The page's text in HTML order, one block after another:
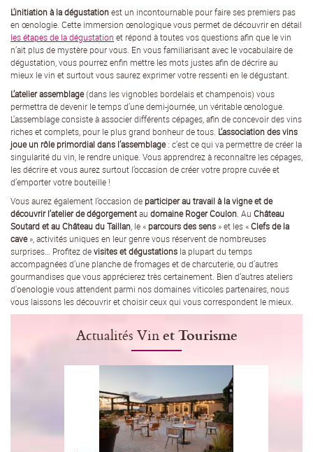
L’initiation à la dégustationest un incontournable pour faire ses premiers pas
en œnologie. Cette immersion œnologique vous permet de découvrir en détail
les étapes de la dégustation et répond à toutes vos questions afin que le vin
n’ait plus de mystère pour vous. En vous familiarisant avec le vocabulaire de
dégustation, vous pourrez enfin mettre les mots justes afin de décrire au
mieux le vin et surtout vous saurez exprimer votre ressenti en le dégustant.
L’atelier assemblage(dans les vignobles bordelais et champenois) vous
permettra de devenir le temps d’une demi-journée, un véritable œnologue.
L’assemblage consiste à associer différents cépages, afin de concevoir des vins
riches et complets, pour le plus grand bonheur de tous. L’association des vins
joue un rôle primordial dans l’assemblage: c’est ce qui va permettre de créer la
singularité du vin, le rendre unique. Vous apprendrez à reconnaître les cépages,
les décrire et vous aurez surtout l’occasion de créer votre propre cuvée et
d’emporter votre bouteille !
Vous aurez également l’occasion de participer au travail à la vigne et de
découvrir l’atelier de dégorgementau domaine Roger Coulon . Au Château
Soutard et au Château du Taillan , le « parcours des sens » et les «Clefs de la
cave», activités uniques en leur genre vous réservent de nombreuses
surprises… Profitez devisites et dégustations la plupart du temps
accompagnées d’une planche de fromages et de charcuterie, ou d’autres
gourmandises que vous apprécierez très certainement. Bien d’autres ateliers
d'oenologie vous attendent parmi nos domaines viticoles partenaires, nous
vous laissons les découvrir et choisir ceux qui vous correspondent le mieux.
Actualités Vinet Tourisme